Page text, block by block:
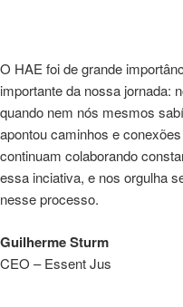
O HAE foi de grande
importante da nossa jornada:
quando nem nós mesmos
apontou caminhos e
continuam colaborando
essa inciativa, e nos orgulha
nesse processo.
Guilherme Sturm
CEO – Essent Jus